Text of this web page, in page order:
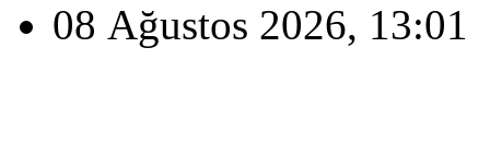
08 Ağustos 2026, 13:01